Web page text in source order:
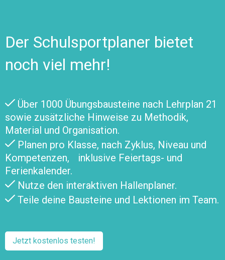
Der Schulsportplaner bietet
noch viel mehr!
Über 1000 Übungsbausteine nach Lehrplan 21
sowie zusätzliche Hinweise zu Methodik,
Material und Organisation.
Planen pro Klasse, nach Zyklus, Niveau und
Kompetenzen, inklusive Feiertags- und
Ferienkalender.
Nutze den interaktiven Hallenplaner.
Teile deine Bausteine und Lektionen im Team.
Jetzt kostenlos testen!